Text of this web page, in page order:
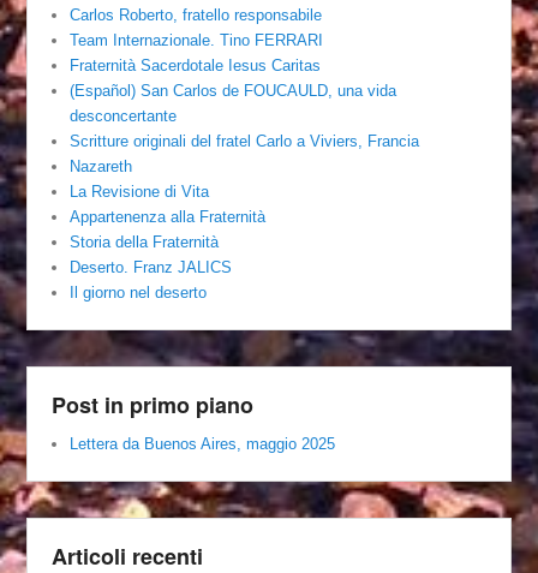
Carlos Roberto, fratello responsabile
Team Internazionale. Tino FERRARI
Fraternità Sacerdotale Iesus Caritas
(Español) San Carlos de FOUCAULD, una vida
desconcertante
Scritture originali del fratel Carlo a Viviers, Francia
Nazareth
La Revisione di Vita
Appartenenza alla Fraternità
Storia della Fraternità
Deserto. Franz JALICS
Il giorno nel deserto
Post in primo piano
Lettera da Buenos Aires, maggio 2025
Articoli recenti